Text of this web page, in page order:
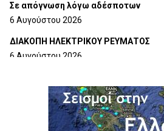
Σε απόγνωση λόγω αδέσποτων
6 Αυγούστου 2026
ΔΙΑΚΟΠΗ ΗΛΕΚΤΡΙΚΟΥ ΡΕΥΜΑΤΟΣ
6 Αυγούστου 2026
6 Αυγούστου 2026
H παραδοχή λαθών είναι (και) δύναμη